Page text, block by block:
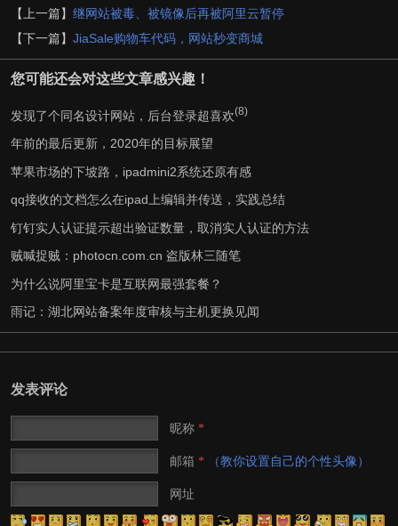
【上一篇】 继网站被毒、被镜像后再被阿里云暂停
【下一篇】 JiaSale购物车代码，网站秒变商城
您可能还会对这些文章感兴趣！
发现了个同名设计网站，后台登录超喜欢(8)
年前的最后更新，2020年的目标展望
苹果市场的下坡路，ipadmini2系统还原有感
qq接收的文档怎么在ipad上编辑并传送，实践总结
钉钉实人认证提示超出验证数量，取消实人认证的方法
贼喊捉贼：photocn.com.cn 盗版林三随笔
为什么说阿里宝卡是互联网最强套餐？
雨记：湖北网站备案年度审核与主机更换见闻
发表评论
昵称*
邮箱 * （教你设置自己的个性头像）
网址